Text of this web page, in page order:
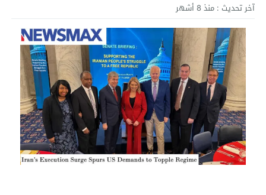
آخر تحديث : منذ 8 أشهر